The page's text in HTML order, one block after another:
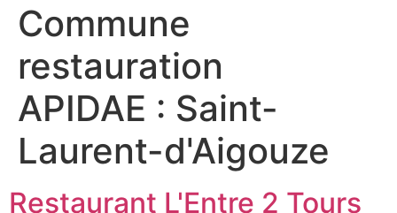
Commune
restauration
APIDAE : Saint-
Laurent-d'Aigouze
Restaurant L'Entre 2 Tours